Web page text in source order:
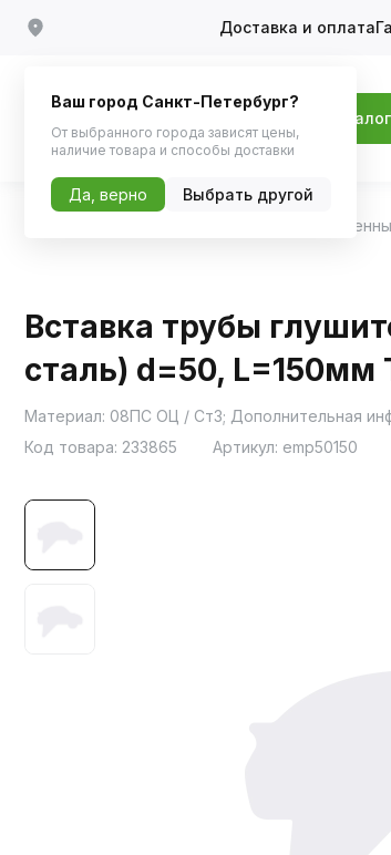
Доставка и оплата
Каталог
Запчасти для
Вставка трубы
сталь) d=50, L=150мм
Код товара: 233865 Артикул: emp50150
Ваш город Санкт-Петербург?
От выбранного города зависят цены,
наличие товара и способы доставки
Да, верно Выбрать другой